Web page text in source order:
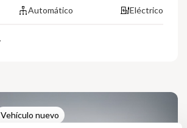
Automático Eléctrico
Vehículo nuevo